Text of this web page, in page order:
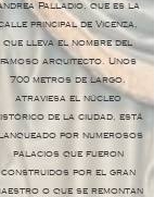
Palladio, que es la
principal de Vicenza,
que lleva el nombre del
famoso arquitecto. Unos
700 metros de largo.
atraviesa el núcleo
de la ciudad, está
por numerosos
palacios que fueron
construidos por el gran
o que se remontan